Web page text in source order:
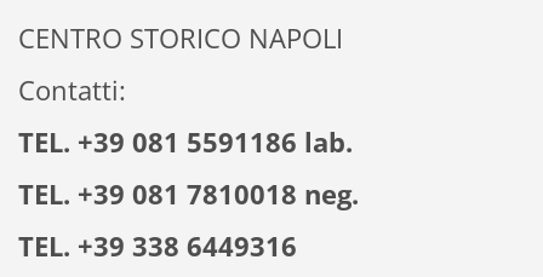
CENTRO STORICO NAPOLI
Contatti:
TEL. +39 081 5591186 lab.
TEL. +39 081 7810018 neg.
TEL. +39 338 6449316